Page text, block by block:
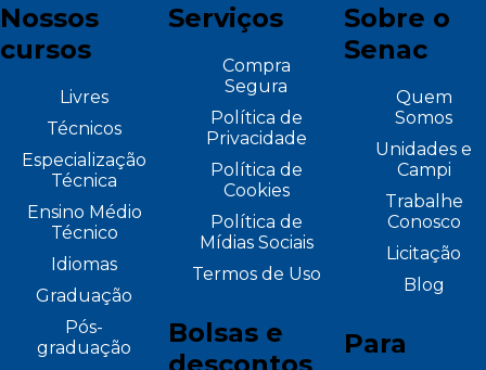
Nossos
cursos
Livres
Técnicos
Especialização
Técnica
Ensino Médio
Técnico
Idiomas
Graduação
Pós-
graduação
Serviços
Compra
Segura
Política de
Privacidade
Política de
Cookies
Política de
Mídias Sociais
Termos de Uso
Bolsas e
descontos
Sobre o
Senac
Quem
Somos
Unidades e
Campi
Trabalhe
Conosco
Licitação
Blog
Para